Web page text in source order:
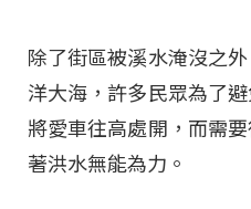
除了街區被溪水淹沒之
洋大海，許多民眾為了
將愛車往高處開，而需
著洪水無能為力。